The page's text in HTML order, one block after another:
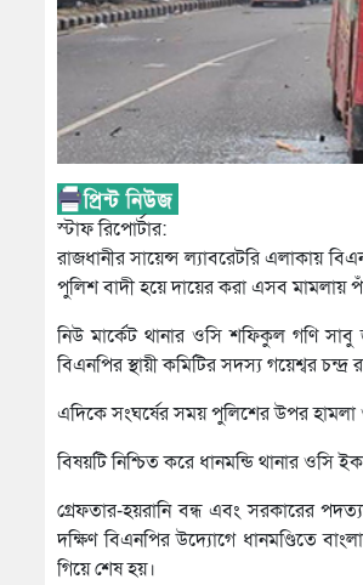
স্টাফ রিপোর্টার:
রাজধানীর সায়েন্স ল্যাবরেটরি এলাকায়
পুলিশ বাদী হয়ে দায়ের করা এসব মামলায়
নিউ মার্কেট থানার ওসি শফিকুল গণি
বিএনপির স্থায়ী কমিটির সদস্য গয়েশ্বর
এদিকে সংঘর্ষের সময় পুলিশের উপর হামলা
বিষয়টি নিশ্চিত করে ধানমন্ডি থানার
গ্রেফতার-হয়রানি বন্ধ এবং সরকারের
দক্ষিণ বিএনপির উদ্যোগে ধানমণ্ডিতে
গিয়ে শেষ হয়।